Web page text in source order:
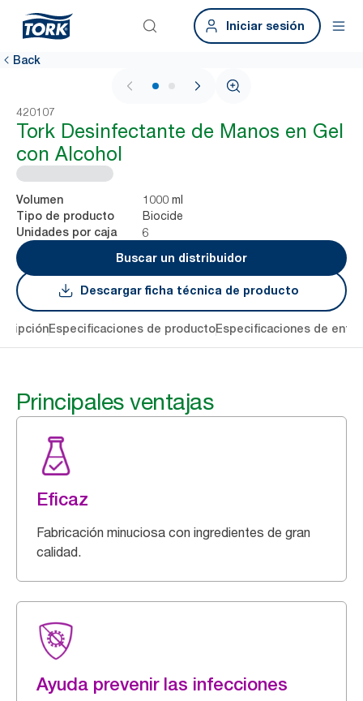
Iniciar sesión
Back
1 / 2
420107
Tork Desinfectante de Manos en Gel
con Alcohol
Volumen 1000 ml
Tipo de producto Biocide
Unidades por caja
6
Buscar un distribuidor
Descargar ficha técnica de producto
Especificaciones de productoEspecificaciones de
Principales ventajas
Eficaz
Fabricación minuciosa con ingredientes de gran
calidad.
Ayuda prevenir las infecciones